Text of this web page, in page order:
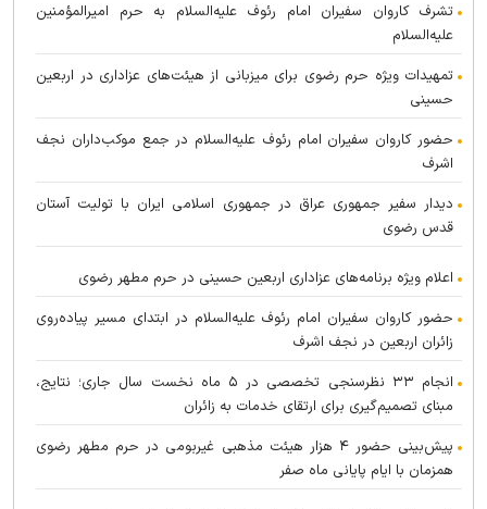
تشرف کاروان سفیران امام رئوف علیه‌السلام به حرم امیرالمؤمنین
علیه‌السلام
تمهیدات ویژه حرم رضوی برای میزبانی از هیئت‌های عزاداری در اربعین
حسینی
حضور کاروان سفیران امام رئوف علیه‌السلام در جمع موکب‌داران نجف
اشرف
دیدار سفیر جمهوری عراق در جمهوری اسلامی ایران با تولیت آستان
قدس رضوی
اعلام ویژه برنامه‌های عزاداری اربعین حسینی در حرم مطهر رضوی
حضور کاروان سفیران امام رئوف علیه‌السلام در ابتدای مسیر پیاده‌روی
زائران اربعین در نجف اشرف
انجام ۳۳ نظرسنجی تخصصی در ۵ ماه نخست سال جاری؛ نتایج،
مبنای تصمیم‌گیری برای ارتقای خدمات به زائران
پیش‌بینی حضور ۴ هزار هیئت مذهبی غیربومی در حرم مطهر رضوی
همزمان با ایام پایانی ماه صفر